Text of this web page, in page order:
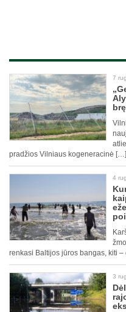
7
pradžios Vilniaus kogeneracinė […]
4
renkasi Baltijos jūros bangas, kiti
3